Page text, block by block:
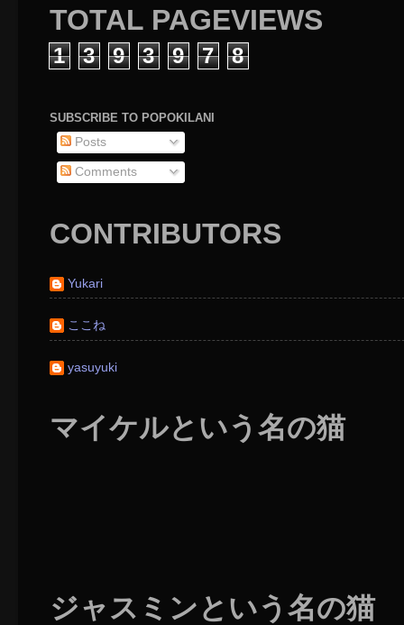
TOTAL PAGEVIEWS
1 3 9 3 9 7 8
SUBSCRIBE TO POPOKILANI
Posts
Comments
CONTRIBUTORS
Yukari
ここね
yasuyuki
マイケルという名の猫
ジャスミンという名の猫